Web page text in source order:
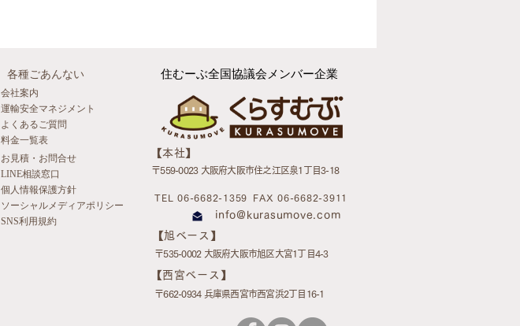
始めてもう3年以上になります。 当初は今とはまったく違
う状況でした。 ※イラストはイメージです 家の中には本
や書類、新聞記事が積み重なり、床にも多くの物が置か
れていました。 また、ご本人は外部からの訪問自体に強
い抵抗感があり、 「片付け」 という言葉にも否定的でし
た。 しかし、私は最初から「捨てましょう」とは言いま
せんでした。 むしろ、 「先生、これはどういう内容なん
ですか？」 「昔はどんな授業をされていたんですか？」
と、 教えていただくことの方が多かったように思いま
住むーぶ全国協議会メンバー企業
〒559-0023 大阪府大阪市住之江区泉1丁目3-18
TEL 06-6682-1359 FAX 06-6682-3911
info@kurasumove.com
各種ごあんない
会社案内
運輸安全マネジメント
よくあるご質問
料金一覧表
お見積・お問合せ
LINE相談窓口
個人情報保護方針
ソーシャルメディアポリシー
SNS利用規約
​【本社】
​【西宮ベース】
〒662-0934 兵庫県西宮市西宮浜2丁目16-1
〒535-0002 大阪府大阪市旭区大宮1丁目4-3
​【旭ベース】